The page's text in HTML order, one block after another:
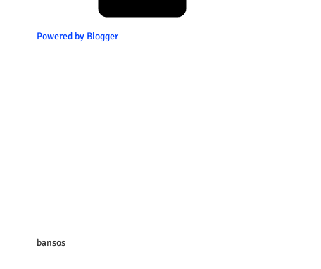
Powered by Blogger
bansos